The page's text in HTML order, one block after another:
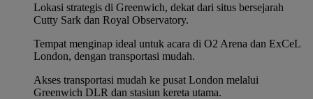
Lokasi strategis di Greenwich, dekat dari situs bersejarah
Cutty Sark dan Royal Observatory.
Tempat menginap ideal untuk acara di O2 Arena dan ExCeL
London, dengan transportasi mudah.
Akses transportasi mudah ke pusat London melalui
Greenwich DLR dan stasiun kereta utama.